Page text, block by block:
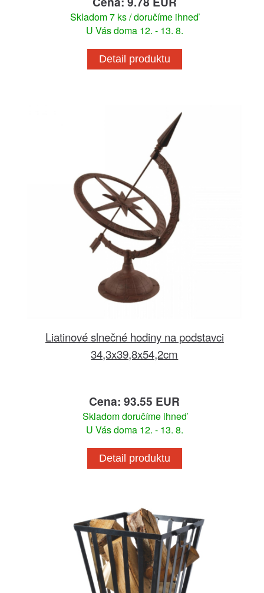
Skladom 7 ks / doručíme ihneď
U Vás doma 12. - 13. 8.
Detail produktu
Liatinové slnečné hodiny na podstavci
34,3x39,8x54,2cm
Cena: 93.55 EUR
Skladom doručíme ihneď
U Vás doma 12. - 13. 8.
Detail produktu